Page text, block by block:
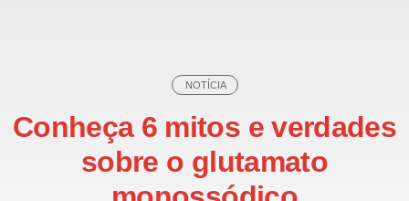
NOTÍCIA
Conheça 6 mitos e verdades
sobre o glutamato